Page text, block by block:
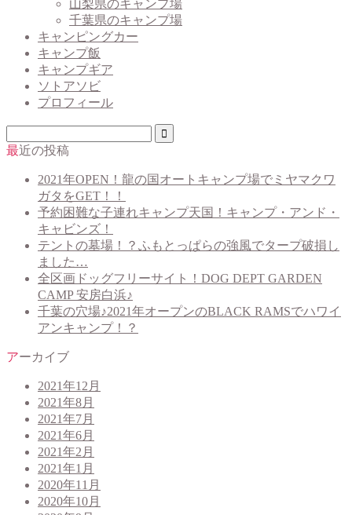
山梨県のキャンプ場
千葉県のキャンプ場
キャンピングカー
キャンプ飯
キャンプギア
ソトアソビ
プロフィール
最近の投稿
2021年OPEN！龍の国オートキャンプ場でミヤマクワ
ガタをGET！！
予約困難な子連れキャンプ天国！キャンプ・アンド・
キャビンズ！
テントの墓場！？ふもとっぱらの強風でタープ破損し
ました…
全区画ドッグフリーサイト！DOG DEPT GARDEN
CAMP 安房白浜♪
千葉の穴場♪2021年オープンのBLACK RAMSでハワイ
アンキャンプ！？
アーカイブ
2021年12月
2021年8月
2021年7月
2021年6月
2021年2月
2021年1月
2020年11月
2020年10月